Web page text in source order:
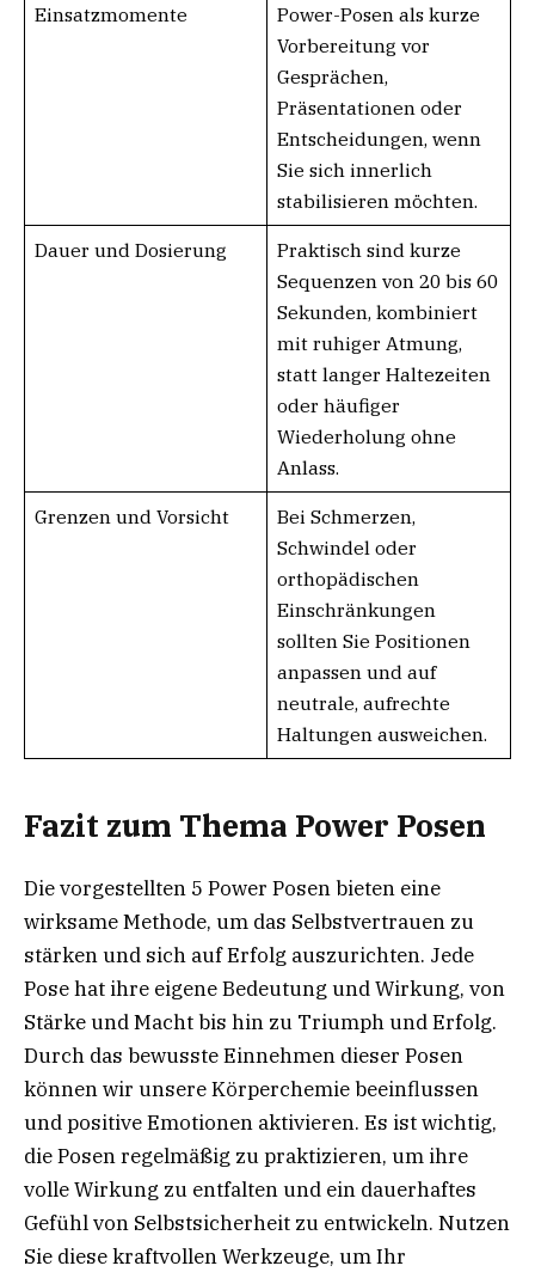
Einsatzmomente
Power-Posen als kurze
Vorbereitung vor
Gesprächen,
Präsentationen oder
Entscheidungen, wenn
Sie sich innerlich
stabilisieren möchten.
Dauer und Dosierung
Praktisch sind kurze
Sequenzen von 20 bis 60
Sekunden, kombiniert
mit ruhiger Atmung,
statt langer Haltezeiten
oder häufiger
Wiederholung ohne
Anlass.
Grenzen und Vorsicht
Bei Schmerzen,
Schwindel oder
orthopädischen
Einschränkungen
sollten Sie Positionen
anpassen und auf
neutrale, aufrechte
Haltungen ausweichen.
Fazit zum Thema Power Posen
Die vorgestellten 5 Power Posen bieten eine
wirksame Methode, um das Selbstvertrauen zu
stärken und sich auf Erfolg auszurichten. Jede
Pose hat ihre eigene Bedeutung und Wirkung, von
Stärke und Macht bis hin zu Triumph und Erfolg.
Durch das bewusste Einnehmen dieser Posen
können wir unsere Körperchemie beeinflussen
und positive Emotionen aktivieren. Es ist wichtig,
die Posen regelmäßig zu praktizieren, um ihre
volle Wirkung zu entfalten und ein dauerhaftes
Gefühl von Selbstsicherheit zu entwickeln. Nutzen
Sie diese kraftvollen Werkzeuge, um Ihr